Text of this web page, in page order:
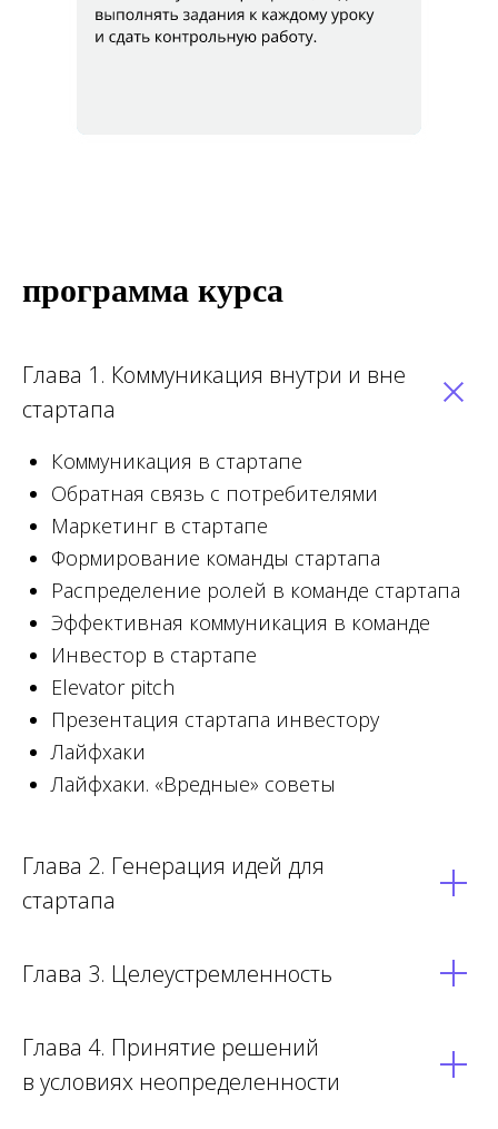
программа курса
Глава 1. Коммуникация внутри и вне
стартапа
Коммуникация в стартапе
Обратная связь с потребителями
Маркетинг в стартапе
Формирование команды стартапа
Распределение ролей в команде стартапа
Эффективная коммуникация в команде
Инвестор в стартапе
Elevator pitch
Презентация стартапа инвестору
Лайфхаки
Лайфхаки. «Вредные» советы
Глава 2. Генерация идей для
стартапа
Глава 3. Целеустремленность
Глава 4. Принятие решений
в условиях неопределенности